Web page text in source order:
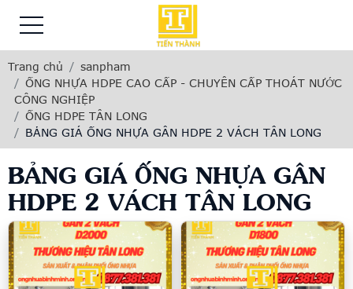
Trang chủ
sanpham
ỐNG NHỰA HDPE CAO CẤP - CHUYÊN CẤP THOÁT NƯỚC
CÔNG NGHIỆP
ỐNG HDPE TÂN LONG
BẢNG GIÁ ỐNG NHỰA GÂN HDPE 2 VÁCH TÂN LONG
BẢNG GIÁ ỐNG NHỰA GÂN
HDPE 2 VÁCH TÂN LONG